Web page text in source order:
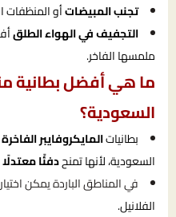
تجنب المبيضاتأو المنظفات
التجفيف في الهواء الطلق
ملمسها الفاخر.
ما هي أفضل بطانية
السعودية؟
بطانياتالمايكروفايبر الفاخرة
السعودية، لأنها تمنحدفئًا
في المناطق الباردة يمكن اختيار
الفلانيل.